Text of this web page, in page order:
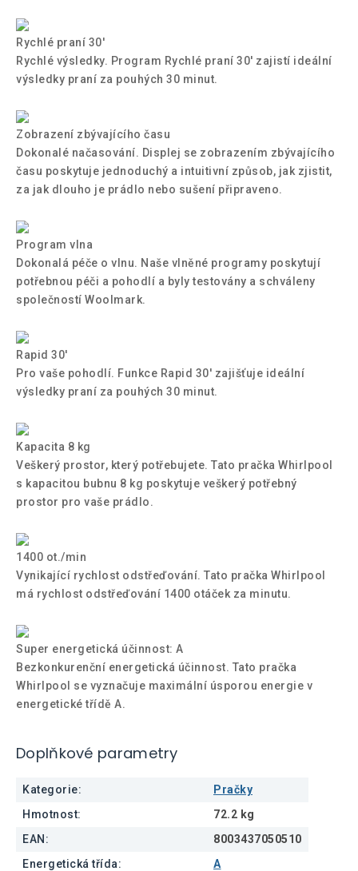
Rychlé praní 30'
Rychlé výsledky. Program Rychlé praní 30' zajistí ideální
výsledky praní za pouhých 30 minut.
Zobrazení zbývajícího času
Dokonalé načasování. Displej se zobrazením zbývajícího
času poskytuje jednoduchý a intuitivní způsob, jak zjistit,
za jak dlouho je prádlo nebo sušení připraveno.
Program vlna
Dokonalá péče o vlnu. Naše vlněné programy poskytují
potřebnou péči a pohodlí a byly testovány a schváleny
společností Woolmark.
Rapid 30'
Pro vaše pohodlí. Funkce Rapid 30' zajišťuje ideální
výsledky praní za pouhých 30 minut.
Kapacita 8 kg
Veškerý prostor, který potřebujete. Tato pračka Whirlpool
s kapacitou bubnu 8 kg poskytuje veškerý potřebný
prostor pro vaše prádlo.
1400 ot./min
Vynikající rychlost odstřeďování. Tato pračka Whirlpool
má rychlost odstřeďování 1400 otáček za minutu.
Super energetická účinnost: A
Bezkonkurenční energetická účinnost. Tato pračka
Whirlpool se vyznačuje maximální úsporou energie v
energetické třídě A.
Doplňkové parametry
Kategorie:
Pračky
Hmotnost:
72.2 kg
EAN:
8003437050510
Energetická třída:
A